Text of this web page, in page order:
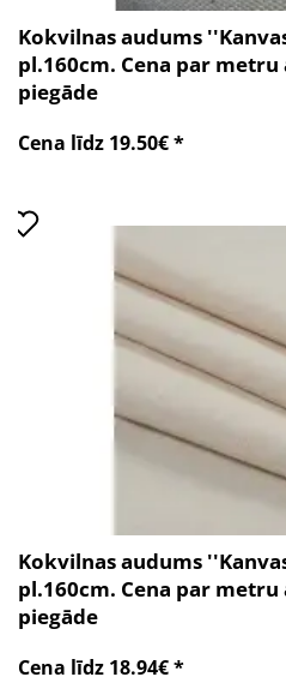
Kokvilnas audums
pl.160cm. Cena par metru
piegāde
Cena līdz 19.50€ *
Kokvilnas audums
pl.160cm. Cena par metru
piegāde
Cena līdz 18.94€ *